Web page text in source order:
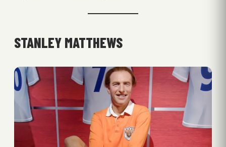
STANLEY MATTHEWS